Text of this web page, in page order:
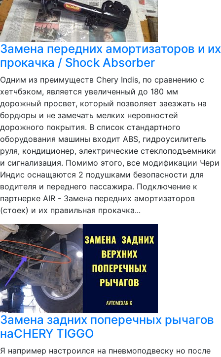
Замена передних амортизаторов и их
прокачка / Shock Absorber
Одним из преимуществ Chery Indis, по сравнению с
хетчбэком, является увеличенный до 180 мм
дорожный просвет, который позволяет заезжать на
бордюры и не замечать мелких неровностей
дорожного покрытия. В список стандартного
оборудования машины входит ABS, гидроусилитель
руля, кондиционер, электрические стеклоподъемники
и сигнализация. Помимо этого, все модификации Чери
Индис оснащаются 2 подушками безопасности для
водителя и переднего пассажира. Подключение к
партнерке AIR - Замена передних амортизаторов
(стоек) и их правильная прокачка...
Замена задних поперечных рычагов
наCHERY TIGGO
Я например настроился на пневмоподвеску но после